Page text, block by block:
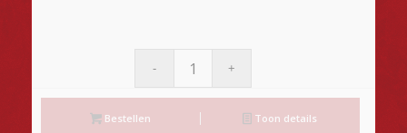
Bestellen Toon details